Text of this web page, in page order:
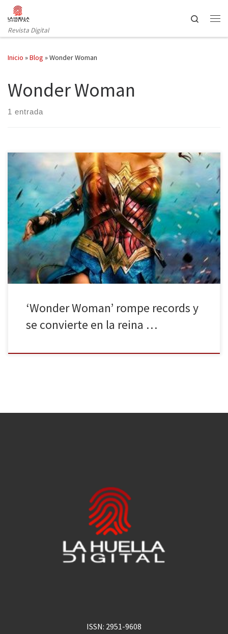
Saltar al contenido
Revista Digital
Search
Inicio »Blog »Wonder Woman
Wonder Woman
1 entrada
2017, la mujer disfruta cada vez de más fuerza e independencia,
el feminismo se alza en las calles, las barreras de géneros se van
rompiendo poco a poco, y en el mundo del cine, las películas de
superhéroes son cosa de hombres. Y así pasa, que llegó Wonder
Woman y […]
‘Wonder Woman’ rompe records y
se convierte en la reina …
ISSN: 2951-9608